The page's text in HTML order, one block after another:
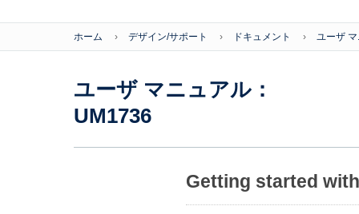
ホーム デザイン/サポート ドキュメント ユーザ
ユーザ マニュアル：
UM1736
Getting started